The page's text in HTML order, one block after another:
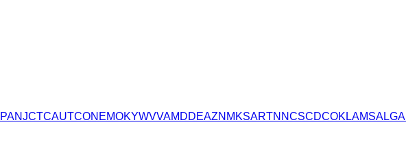
PANJCTCAUTCONEMOKYWVVAMDDEAZNM KSARTN NCSCDCOK LAMSALGA